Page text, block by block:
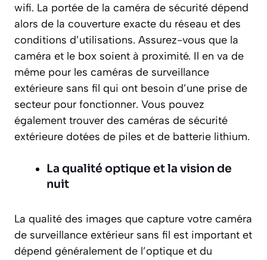
wifi. La portée de la caméra de sécurité dépend
alors de la couverture exacte du réseau et des
conditions d’utilisations. Assurez-vous que la
caméra et le box soient à proximité. Il en va de
même pour les caméras de surveillance
extérieure sans fil qui ont besoin d’une prise de
secteur pour fonctionner. Vous pouvez
également trouver des caméras de sécurité
extérieure dotées de piles et de batterie lithium.
La qualité optique et la vision de
nuit
La qualité des images que capture votre caméra
de surveillance extérieur sans fil est important et
dépend généralement de l’optique et du